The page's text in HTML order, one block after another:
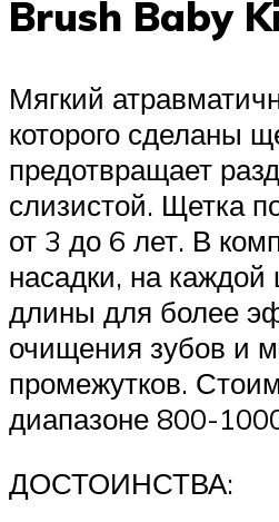
Brush Baby
Мягкий
которого сделаны
предотвращает
слизистой. Щетка
от 3 до 6 лет. В
насадки, на каждой
длины для более
очищения зубов и
промежутков.
диапазоне 800-
ДОСТОИНСТВА: